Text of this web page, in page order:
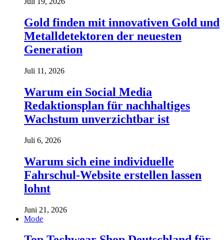
Gold finden mit innovativen Gold und
Metalldetektoren der neuesten
Generation
Juli 11, 2026
Warum ein Social Media
Redaktionsplan für nachhaltiges
Wachstum unverzichtbar ist
Juli 6, 2026
Warum sich eine individuelle
Fahrschul-Website erstellen lassen
lohnt
Juni 21, 2026
Mode